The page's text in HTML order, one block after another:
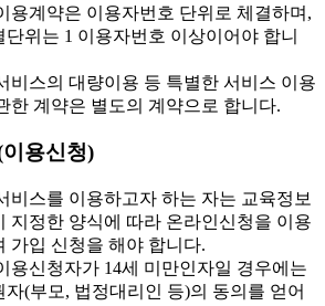
용계약은 이용자번호 단위로 체결하며,
단위는 1 이용자번호 이상이어야 합니
비스의 대량이용 등 특별한 서비스 이용
한 계약은 별도의 계약으로 합니다.
용신청)
비스를 이용하고자 하는 자는 교육정보
지정한 양식에 따라 온라인신청을 이용
가입 신청을 해야 합니다.
용신청자가 14세 미만인자일 경우에는
자(부모, 법정대리인 등)의 동의를 얻어